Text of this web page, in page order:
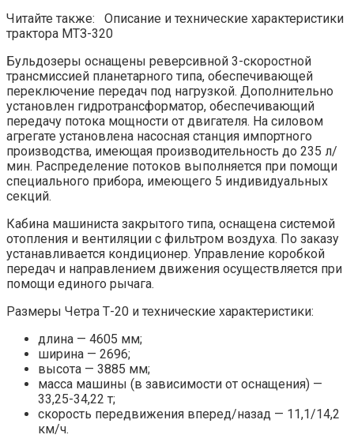
Читайте также: Описание и технические характеристики
трактора МТЗ-320
Бульдозеры оснащены реверсивной 3-скоростной
трансмиссией планетарного типа, обеспечивающей
переключение передач под нагрузкой. Дополнительно
установлен гидротрансформатор, обеспечивающий
передачу потока мощности от двигателя. На силовом
агрегате установлена насосная станция импортного
производства, имеющая производительность до 235 л/
мин. Распределение потоков выполняется при помощи
специального прибора, имеющего 5 индивидуальных
секций.
Кабина машиниста закрытого типа, оснащена системой
отопления и вентиляции с фильтром воздуха. По заказу
устанавливается кондиционер. Управление коробкой
передач и направлением движения осуществляется при
помощи единого рычага.
Размеры Четра Т-20 и технические характеристики:
длина — 4605 мм;
ширина — 2696;
высота — 3885 мм;
масса машины (в зависимости от оснащения) —
33,25-34,22 т;
скорость передвижения вперед/назад — 11,1/14,2
км/ч.